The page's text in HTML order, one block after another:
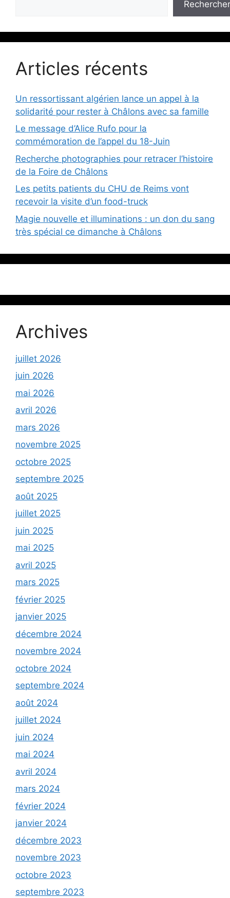
Rechercher
Articles récents
Un ressortissant algérien lance un appel à la
solidarité pour rester à Châlons avec sa famille
Le message d’Alice Rufo pour la
commémoration de l’appel du 18-Juin
Recherche photographies pour retracer l’histoire
de la Foire de Châlons
Les petits patients du CHU de Reims vont
recevoir la visite d’un food-truck
Magie nouvelle et illuminations : un don du sang
très spécial ce dimanche à Châlons
Archives
juillet 2026
juin 2026
mai 2026
avril 2026
mars 2026
novembre 2025
octobre 2025
septembre 2025
août 2025
juillet 2025
juin 2025
mai 2025
avril 2025
mars 2025
février 2025
janvier 2025
décembre 2024
novembre 2024
octobre 2024
septembre 2024
août 2024
juillet 2024
juin 2024
mai 2024
avril 2024
mars 2024
février 2024
janvier 2024
décembre 2023
novembre 2023
octobre 2023
septembre 2023